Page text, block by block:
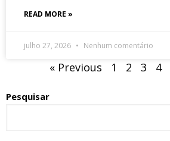
READ MORE »
julho 27, 2026 Nenhum comentário
« Previous 1 2 3 4
Pesquisar